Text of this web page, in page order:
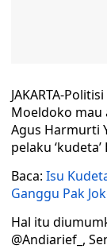
JAKARTA-
Moeldoko mau
Agus Harmurti
pelaku
Baca: Isu
Ganggu Pak
Hal itu
@Andiarief_,